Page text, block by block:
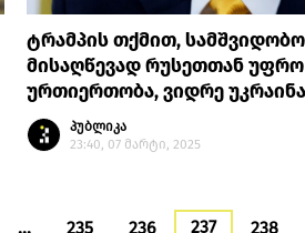
ტრამპის თქმით,
მისაღწევად რუსეთთან
ურთიერთობა, ვიდრე
პუბლიკა
23:40, 07 მარტი, 2025
… 235 236 237 238